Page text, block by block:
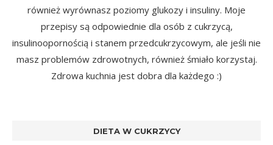
również wyrównasz poziomy glukozy i insuliny. Moje
przepisy są odpowiednie dla osób z cukrzycą,
insulinoopornością i stanem przedcukrzycowym, ale jeśli nie
masz problemów zdrowotnych, również śmiało korzystaj.
Zdrowa kuchnia jest dobra dla każdego :)
DIETA W CUKRZYCY